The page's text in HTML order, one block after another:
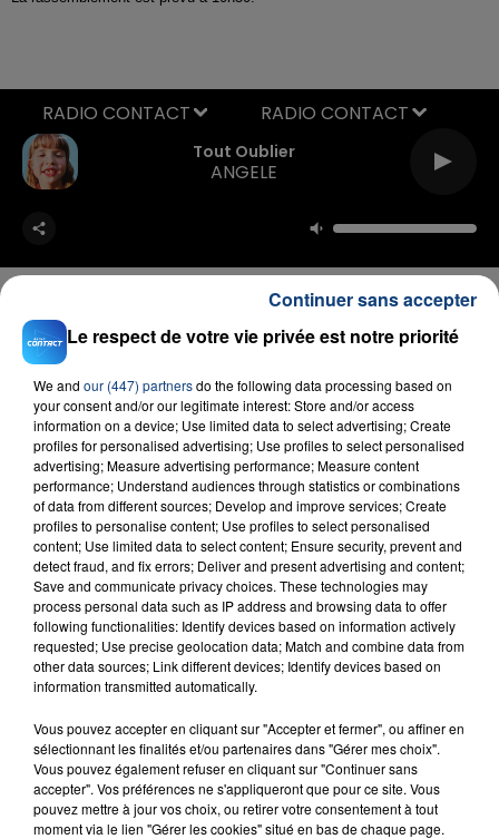
Tout Oublier
ANGELE
RADIO CONTACT
FIL D'ACTU
23 juillet 2026
INCENDIE MORTEL À LENS : UNE FEMME ET
SON BÉBÉ ENTRE LA VIE ET LA...
Un homme s'est immolé par le feu après avoir
aspergé sa compagne et leur bébé de trois mois
d'un liquide inflammable.
Le respect de votre vie privée est notre priorité
We and our (447) partnersdo the following data processing based on
your consent and/or our legitimate interest: Store and/or access
information on a device; Use limited data to select advertising; Create
profiles for personalised advertising; Use profiles to select personalised
advertising; Measure advertising performance; Measure content
performance; Understand audiences through statistics or combinations
of data from different sources; Develop and improve services; Create
profiles to personalise content; Use profiles to select personalised
content; Use limited data to select content; Ensure security, prevent and
detect fraud, and fix errors; Deliver and present advertising and content;
Save and communicate privacy choices. These technologies may
process personal data such as IP address and browsing data to offer
following functionalities: Identify devices based on information actively
requested; Use precise geolocation data; Match and combine data from
other data sources; Link different devices; Identify devices based on
information transmitted automatically.
Vous pouvez accepter en cliquant sur "Accepter et fermer", ou affiner en
sélectionnant les finalités et/ou partenaires dans "Gérer mes choix".
Vous pouvez également refuser en cliquant sur "Continuer sans
accepter". Vos préférences ne s'appliqueront que pour ce site. Vous
pouvez mettre à jour vos choix, ou retirer votre consentement à tout
moment via le lien "Gérer les cookies" situé en bas de chaque page.
Continuer sans accepter